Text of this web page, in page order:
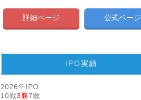
詳細ページ 公式ページ
IPO実績
2026年IPO
10戦3勝7敗